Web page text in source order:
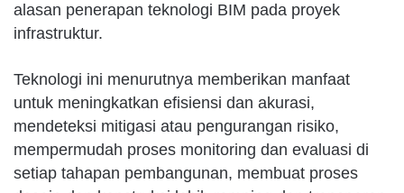
alasan penerapan teknologi BIM pada proyek
infrastruktur.
Teknologi ini menurutnya memberikan manfaat
untuk meningkatkan efisiensi dan akurasi,
mendeteksi mitigasi atau pengurangan risiko,
mempermudah proses monitoring dan evaluasi di
setiap tahapan pembangunan, membuat proses